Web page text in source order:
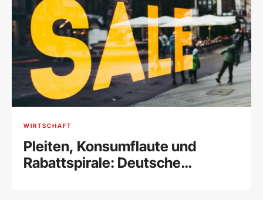
WIRTSCHAFT
Pleiten, Konsumflaute und
Rabattspirale: Deutsche